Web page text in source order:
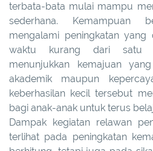
terbata-bata mulai mampu
sederhana. Kemampuan
mengalami peningkatan yang
waktu kurang dari satu
menunjukkan kemajuan
akademik maupun
keberhasilan kecil tersebut
bagi anak-anak untuk terus
Dampak kegiatan relawan
terlihat pada peningkatan